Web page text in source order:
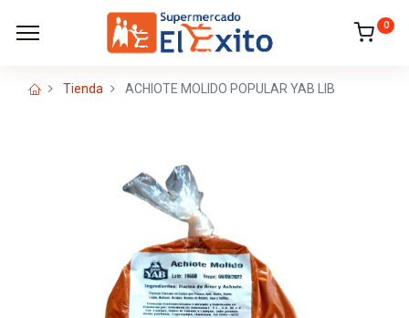
0
Tienda ACHIOTE MOLIDO POPULAR YAB LIB